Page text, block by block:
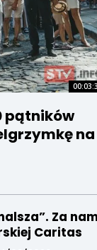
pątników
na
Za
Caritas